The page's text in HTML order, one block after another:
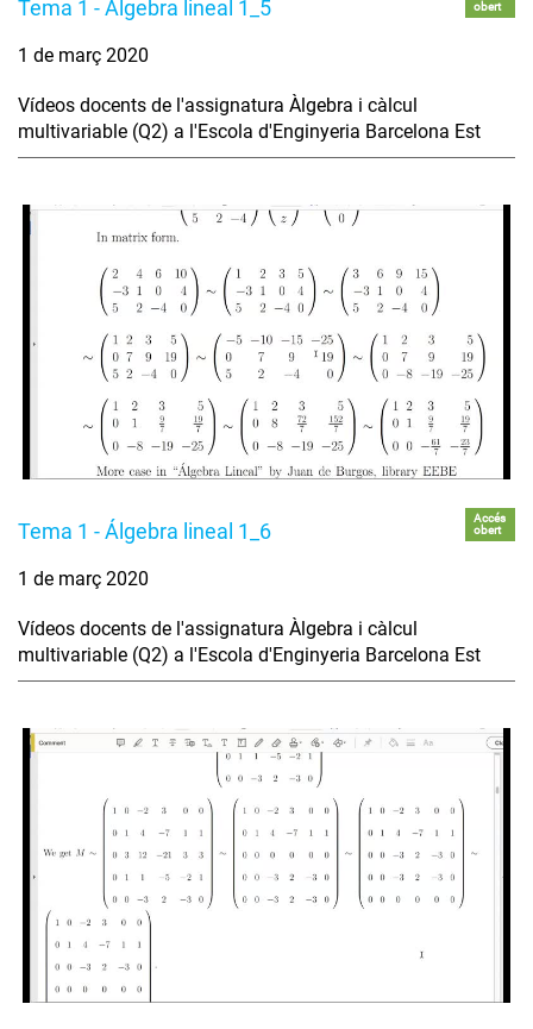
Tema 1 - Álgebra lineal 1_5 obert
1 de març 2020
Vídeos docents de l'assignatura Àlgebra i càlcul
multivariable (Q2) a l'Escola d'Enginyeria Barcelona Est
Tema 1 - Álgebra lineal 1_6
Accés
obert
1 de març 2020
Vídeos docents de l'assignatura Àlgebra i càlcul
multivariable (Q2) a l'Escola d'Enginyeria Barcelona Est